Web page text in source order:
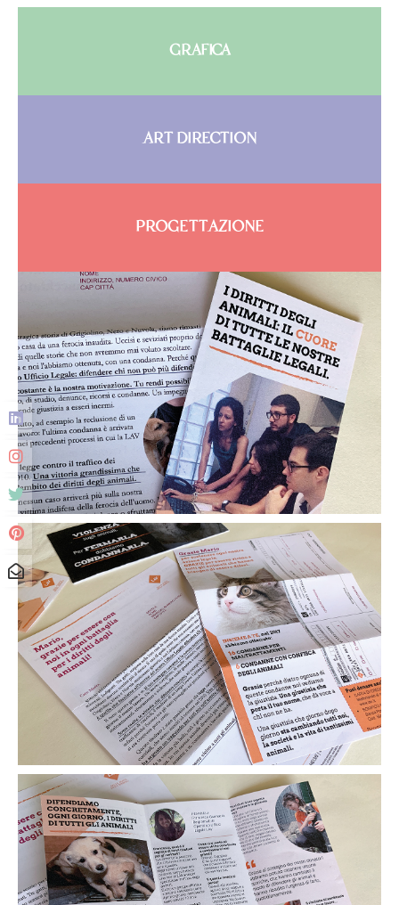
GRAFICA
ART DIRECTION
PROGETTAZIONE